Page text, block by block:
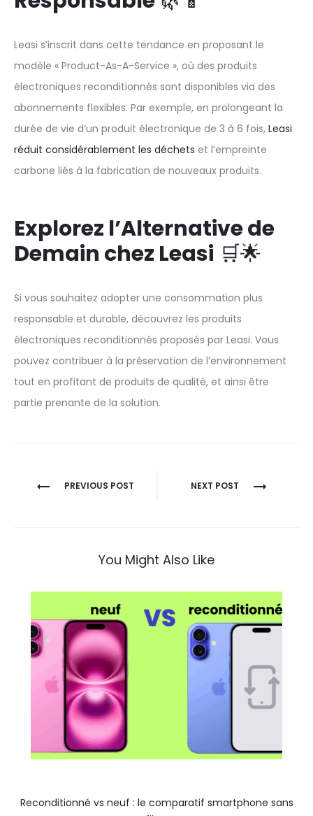
Leasi s’inscrit dans cette tendance en proposant le
modèle « Product-As-A-Service », où des produits
électroniques reconditionnés sont disponibles via des
abonnements flexibles. Par exemple, en prolongeant la
durée de vie d’un produit électronique de 3 à 6 fois, Leasi
réduit considérablement les déchets et l’empreinte
carbone liés à la fabrication de nouveaux produits.
Explorez l’Alternative de
Demain chez Leasi 🛒🌟
Si vous souhaitez adopter une consommation plus
responsable et durable, découvrez les produits
électroniques reconditionnés proposés par Leasi. Vous
pouvez contribuer à la préservation de l’environnement
tout en profitant de produits de qualité, et ainsi être
partie prenante de la solution.
Navigation
PREVIOUS POST NEXT POST
You Might Also Like
Reconditionné vs neuf : le comparatif smartphone sans